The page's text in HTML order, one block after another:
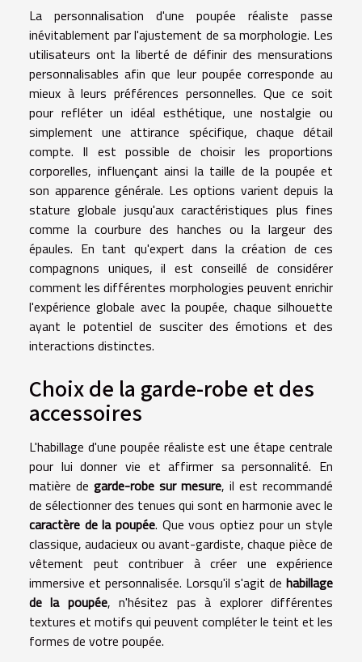
La personnalisation d'une poupée réaliste passe
inévitablement par l'ajustement de sa morphologie. Les
utilisateurs ont la liberté de définir des mensurations
personnalisables afin que leur poupée corresponde au
mieux à leurs préférences personnelles. Que ce soit
pour refléter un idéal esthétique, une nostalgie ou
simplement une attirance spécifique, chaque détail
compte. Il est possible de choisir les proportions
corporelles, influençant ainsi la taille de la poupée et
son apparence générale. Les options varient depuis la
stature globale jusqu'aux caractéristiques plus fines
comme la courbure des hanches ou la largeur des
épaules. En tant qu'expert dans la création de ces
compagnons uniques, il est conseillé de considérer
comment les différentes morphologies peuvent enrichir
l'expérience globale avec la poupée, chaque silhouette
ayant le potentiel de susciter des émotions et des
interactions distinctes.
Choix de la garde-robe et des
accessoires
L'habillage d'une poupée réaliste est une étape centrale
pour lui donner vie et affirmer sa personnalité. En
matière de garde-robe sur mesure, il est recommandé
de sélectionner des tenues qui sont en harmonie avec le
caractère de la poupée. Que vous optiez pour un style
classique, audacieux ou avant-gardiste, chaque pièce de
vêtement peut contribuer à créer une expérience
immersive et personnalisée. Lorsqu'il s'agit de habillage
de la poupée, n'hésitez pas à explorer différentes
textures et motifs qui peuvent compléter le teint et les
formes de votre poupée.